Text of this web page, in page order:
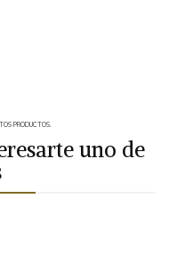
PRODUCTOS.
uno de